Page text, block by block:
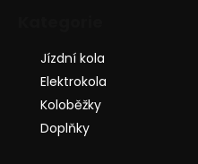
Jízdní kola
Elektrokola
Koloběžky
Doplňky